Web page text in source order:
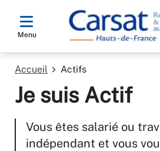
Menu
Accueil Actifs
Je suis Actif
Vous êtes salarié ou
indépendant et vous